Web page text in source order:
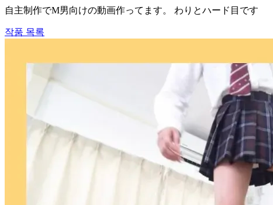
自主制作でM男向けの動画作ってます。 わりとハード目です
작품 목록